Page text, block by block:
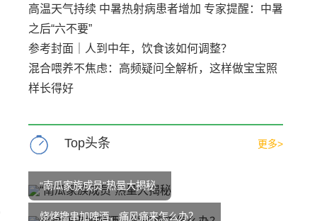
高温天气持续 中暑热射病患者增加 专家提醒：中暑
之后“六不要”
参考封面｜人到中年，饮食该如何调整？
混合喂养不焦虑：高频疑问全解析，这样做宝宝照
样长得好
Top头条 更多>
“南瓜家族成员”热量大揭秘
烧烤撸串加啤酒，痛风痛来怎么办？